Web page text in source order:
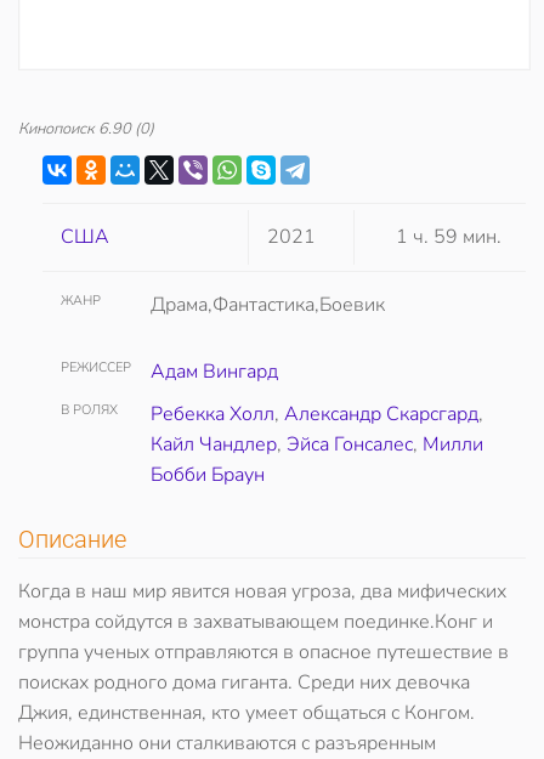
Кинопоиск 6.90(0)
США 2021 1 ч. 59 мин.
ЖАНР Драма,Фантастика,Боевик
РЕЖИССЕР Адам Вингард
В РОЛЯХ Ребекка Холл, Александр Скарсгард,
Кайл Чандлер, Эйса Гонсалес, Милли
Бобби Браун
Описание
Когда в наш мир явится новая угроза, два мифических
монстра сойдутся в захватывающем поединке.Конг и
группа ученых отправляются в опасное путешествие в
поисках родного дома гиганта. Среди них девочка
Джия, единственная, кто умеет общаться с Конгом.
Неожиданно они сталкиваются с разъяренным